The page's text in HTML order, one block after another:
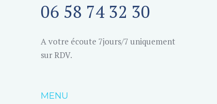
06 58 74 32 30
A votre écoute 7jours/7 uniquement
sur RDV.
MENU